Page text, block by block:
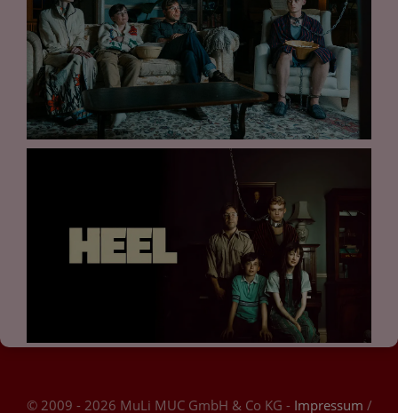
© 2009 - 2026 MuLi MUC GmbH & Co KG - Impressum /